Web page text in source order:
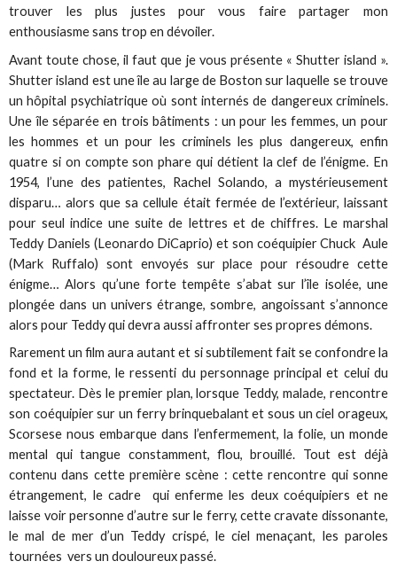
trouver les plus justes pour vous faire partager mon
enthousiasme sans trop en dévoiler.
Avant toute chose, il faut que je vous présente « Shutter island ».
Shutter island est une île au large de Boston sur laquelle se trouve
un hôpital psychiatrique où sont internés de dangereux criminels.
Une île séparée en trois bâtiments : un pour les femmes, un pour
les hommes et un pour les criminels les plus dangereux, enfin
quatre si on compte son phare qui détient la clef de l’énigme. En
1954, l’une des patientes, Rachel Solando, a mystérieusement
disparu… alors que sa cellule était fermée de l’extérieur, laissant
pour seul indice une suite de lettres et de chiffres. Le marshal
Teddy Daniels (Leonardo DiCaprio) et son coéquipier Chuck Aule
(Mark Ruffalo) sont envoyés sur place pour résoudre cette
énigme… Alors qu’une forte tempête s’abat sur l’île isolée, une
plongée dans un univers étrange, sombre, angoissant s’annonce
alors pour Teddy qui devra aussi affronter ses propres démons.
Rarement un film aura autant et si subtilement fait se confondre la
fond et la forme, le ressenti du personnage principal et celui du
spectateur. Dès le premier plan, lorsque Teddy, malade, rencontre
son coéquipier sur un ferry brinquebalant et sous un ciel orageux,
Scorsese nous embarque dans l’enfermement, la folie, un monde
mental qui tangue constamment, flou, brouillé. Tout est déjà
contenu dans cette première scène : cette rencontre qui sonne
étrangement, le cadre qui enferme les deux coéquipiers et ne
laisse voir personne d’autre sur le ferry, cette cravate dissonante,
le mal de mer d’un Teddy crispé, le ciel menaçant, les paroles
tournées vers un douloureux passé.